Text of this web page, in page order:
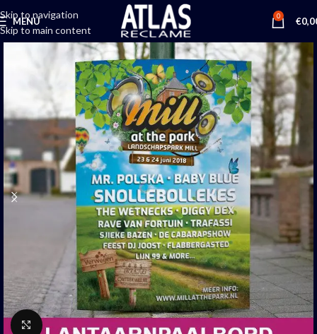
Skip to navigation
Skip to main content
MENU 0 €
Click to enlarge